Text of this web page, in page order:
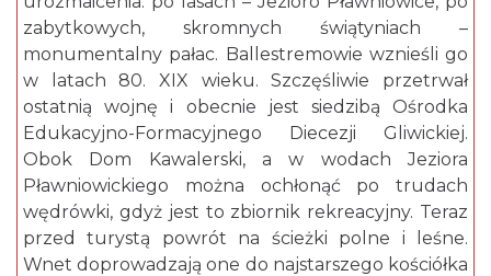
zabytkowych, skromnych świątyniach –
monumentalny pałac. Ballestremowie wznieśli go
w latach 80. XIX wieku. Szczęśliwie przetrwał
ostatnią wojnę i obecnie jest siedzibą Ośrodka
Edukacyjno-Formacyjnego Diecezji Gliwickiej.
Obok Dom Kawalerski, a w wodach Jeziora
Pławniowickiego można ochłonąć po trudach
wędrówki, gdyż jest to zbiornik rekreacyjny. Teraz
przed turystą powrót na ścieżki polne i leśne.
Wnet doprowadzają one do najstarszego kościółka